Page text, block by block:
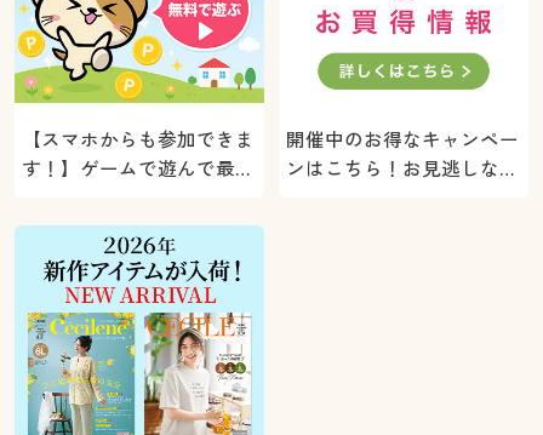
【スマホからも参加できま
す！】ゲームで遊んで最大
ト！
開催中のお得なキャンペー
ンはこちら！お見逃しな